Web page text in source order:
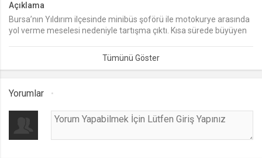
lang
.web.tv
Seçilen dil tercihini tutmak
.web.tv
Açıklama
Bursa’nın Yıldırım ilçesinde minibüs şoförü ile motokurye arasında
yol verme meselesi nedeniyle tartışma çıktı. Kısa sürede büyüyen
tarafından cep telefonu kamerasıyla kaydedildi.
Yorumlar